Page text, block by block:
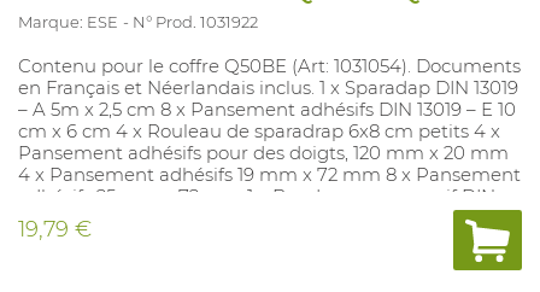
Marque: ESE N° Prod. 1031922
Contenu pour le coffre Q50BE (Art: 1031054). Documents
en Français et Néerlandais inclus. 1 x Sparadap DIN 13019
– A 5m x 2,5 cm 8 x Pansement adhésifs DIN 13019 – E 10
cm x 6 cm 4 x Rouleau de sparadrap 6x8 cm petits 4 x
Pansement adhésifs pour des doigts, 120 mm x 20 mm
4 x Pansement adhésifs 19 mm x 72 mm 8 x Pansement
adhésifs 25 mm x 72 mm 1 x Bandage compressif DIN
13151 – K 3 x Bandage compressif DIN 13151 – M 1 x
Bandage compressif DIN 13151 – G 1 x Pansement pour
brulures DIN 13152 – A 6 x Compresses 100 mm x 100
19,79 €